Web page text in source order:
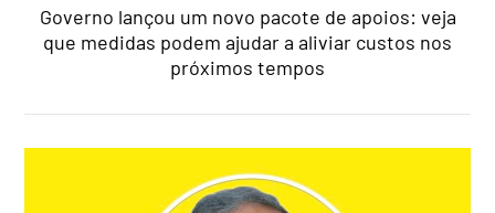
Governo lançou um novo pacote de apoios: veja
que medidas podem ajudar a aliviar custos nos
próximos tempos